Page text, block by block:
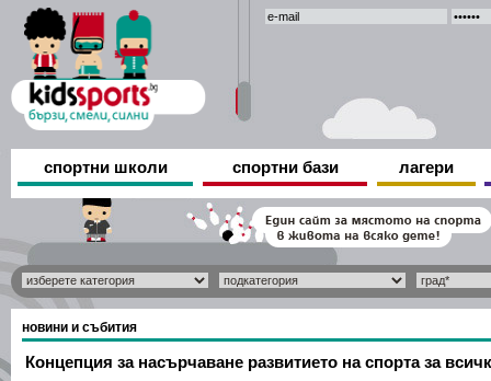
спортни школи спортни бази лагери
новини и събития
Концепция за насърчаване развитието на спорта за